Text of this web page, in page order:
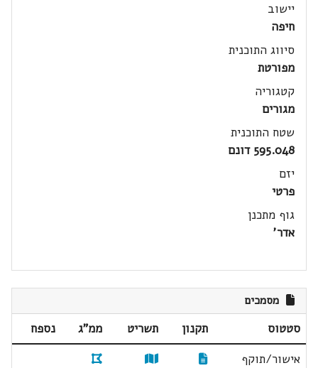
יישוב
חיפה
סיווג התוכנית
מפורטת
קטגוריה
מגורים
שטח התוכנית
595.048 דונם
יזם
פרטי
גוף מתכנן
אדר'
מסמכים
סטטוס תקנון תשריט ממ"ג
נספח
אישור/תוקף